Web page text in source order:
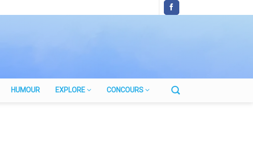
HUMOUR EXPLORE CONCOURS